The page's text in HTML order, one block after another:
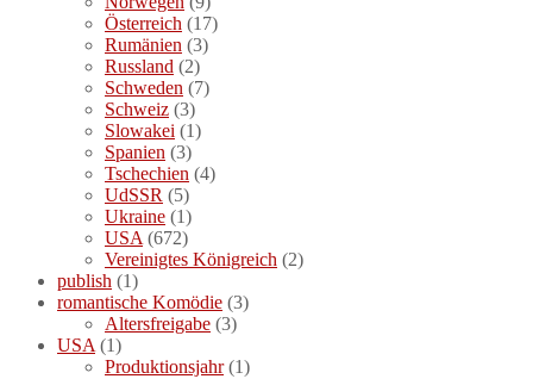
Österreich (17)
Rumänien (3)
Russland (2)
Schweden (7)
Schweiz (3)
Slowakei (1)
Spanien (3)
Tschechien (4)
UdSSR (5)
Ukraine (1)
USA(672)
Vereinigtes Königreich (2)
publish (1)
romantische Komödie (3)
Altersfreigabe (3)
USA(1)
Produktionsjahr(1)